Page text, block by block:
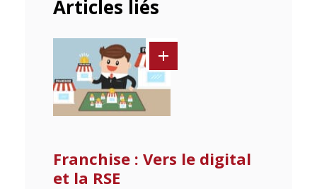
Articles liés
Franchise : Vers le digital
et la RSE